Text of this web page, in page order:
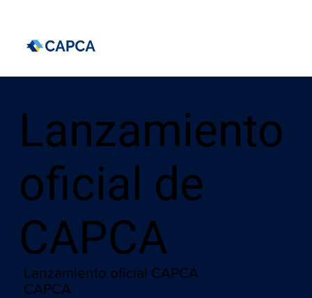
Lanzamiento
oficial de
CAPCA
Lanzamiento oficial CAPCA
CAPCA